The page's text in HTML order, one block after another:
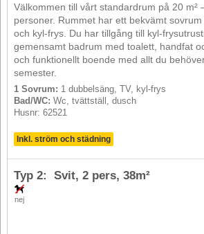
1 Sovrum: 1 dubbelsäng, TV, kyl-frys
Bad/WC: Wc, tvättställ, dusch
Husnr: 62521
Välkommen till vårt standardrum på 20 m²
personer. Rummet har ett bekvämt
och kyl-frys. Du har tillgång till kyl-
gemensamt badrum med toalett, handfat
och funktionellt boende med allt du
semester.
Inkl. ström och städning
nej
Typ 2: Svit, 2 pers, 38m²